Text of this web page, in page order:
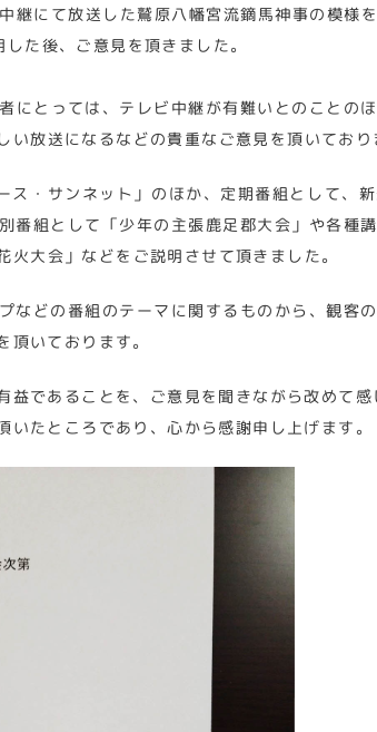
にて放送した鷲原八幡宮流鏑馬神事の模様
た後、ご意見を頂きました。
とっては、テレビ中継が有難いとのことの
放送になるなどの貴重なご意見を頂いており
・サンネット」のほか、定期番組として、
組として「少年の主張鹿足郡大会」や各種
大会」などをご説明させて頂きました。
どの番組のテーマに関するものから、観客
いております。
であることを、ご意見を聞きながら改めて感
たところであり、心から感謝申し上げます。